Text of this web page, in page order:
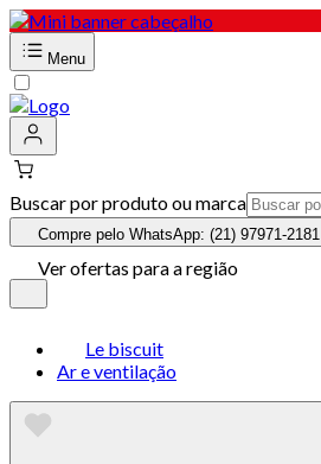
Menu
Buscar por produto ou marca
Compre pelo WhatsApp: (21) 97971-2181
Ver ofertas para a região
Le biscuit
Ar e ventilação